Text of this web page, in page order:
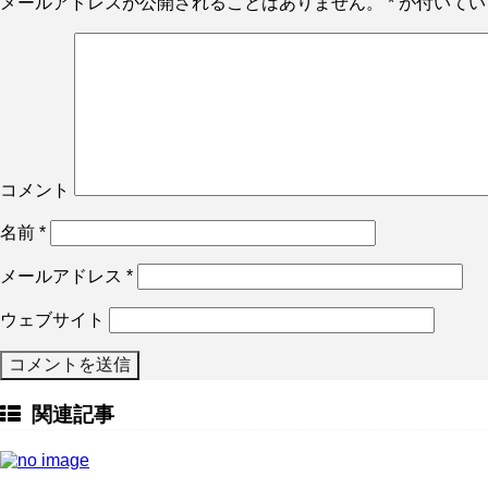
コメント
名前 *
メールアドレス *
ウェブサイト
関連記事